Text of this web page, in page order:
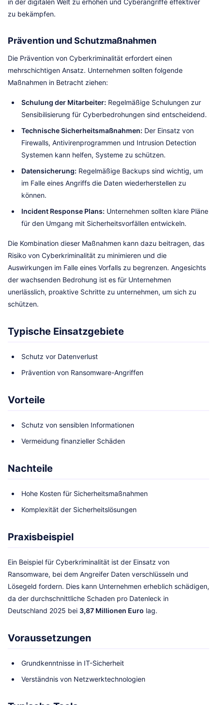
in der digitalen Welt zu erhöhen und Cyberangriffe effektiver
zu bekämpfen.
Prävention und Schutzmaßnahmen
Die Prävention von Cyberkriminalität erfordert einen
mehrschichtigen Ansatz. Unternehmen sollten folgende
Maßnahmen in Betracht ziehen:
Schulung der Mitarbeiter: Regelmäßige Schulungen zur
Sensibilisierung für Cyberbedrohungen sind entscheidend.
Technische Sicherheitsmaßnahmen: Der Einsatz von
Firewalls, Antivirenprogrammen und Intrusion Detection
Systemen kann helfen, Systeme zu schützen.
Datensicherung: Regelmäßige Backups sind wichtig, um
im Falle eines Angriffs die Daten wiederherstellen zu
können.
Incident Response Plans: Unternehmen sollten klare Pläne
für den Umgang mit Sicherheitsvorfällen entwickeln.
Die Kombination dieser Maßnahmen kann dazu beitragen, das
Risiko von Cyberkriminalität zu minimieren und die
Auswirkungen im Falle eines Vorfalls zu begrenzen. Angesichts
der wachsenden Bedrohung ist es für Unternehmen
unerlässlich, proaktive Schritte zu unternehmen, um sich zu
schützen.
Typische Einsatzgebiete
Schutz vor Datenverlust
Prävention von Ransomware-Angriffen
Vorteile
Schutz von sensiblen Informationen
Vermeidung finanzieller Schäden
Nachteile
Hohe Kosten für Sicherheitsmaßnahmen
Komplexität der Sicherheitslösungen
Praxisbeispiel
Ein Beispiel für Cyberkriminalität ist der Einsatz von
Ransomware, bei dem Angreifer Daten verschlüsseln und
Lösegeld fordern. Dies kann Unternehmen erheblich schädigen,
da der durchschnittliche Schaden pro Datenleck in
Deutschland 2025 bei 3,87 Millionen Euro lag.
Voraussetzungen
Grundkenntnisse in IT-Sicherheit
Verständnis von Netzwerktechnologien